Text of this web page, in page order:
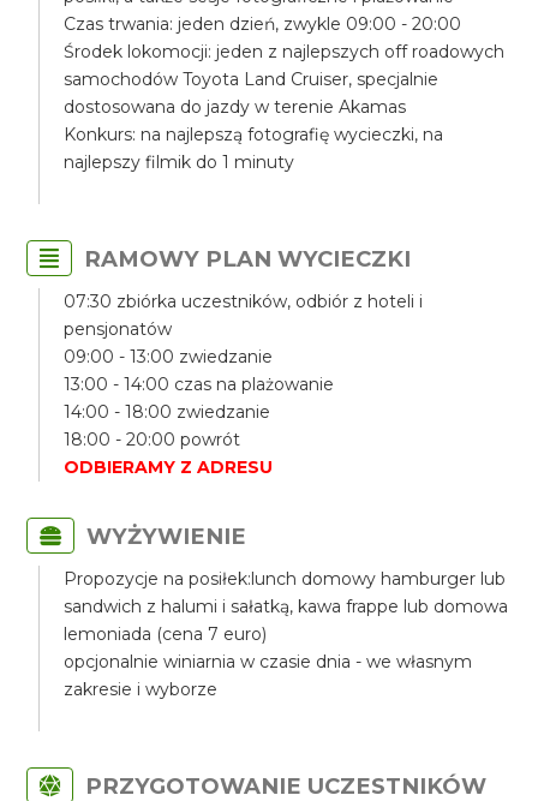
Czas trwania: jeden dzień, zwykle 09:00 - 20:00
Środek lokomocji: jeden z najlepszych off roadowych
samochodów Toyota Land Cruiser, specjalnie
dostosowana do jazdy w terenie Akamas
Konkurs: na najlepszą fotografię wycieczki, na
najlepszy filmik do 1 minuty
RAMOWY PLAN WYCIECZKI
07:30 zbiórka uczestników, odbiór z hoteli i
pensjonatów
09:00 - 13:00 zwiedzanie
13:00 - 14:00 czas na plażowanie
14:00 - 18:00 zwiedzanie
18:00 - 20:00 powrót
ODBIERAMY Z ADRESU
WYŻYWIENIE
Propozycje na posiłek:lunch domowy hamburger lub
sandwich z halumi i sałatką, kawa frappe lub domowa
lemoniada (cena 7 euro)
opcjonalnie winiarnia w czasie dnia - we własnym
zakresie i wyborze
PRZYGOTOWANIE UCZESTNIKÓW